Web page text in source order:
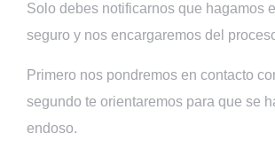
Solo debes notificarnos que hagamos
seguro y nos encargaremos del
Primero nos pondremos en contacto
segundo te orientaremos para que se
endoso.